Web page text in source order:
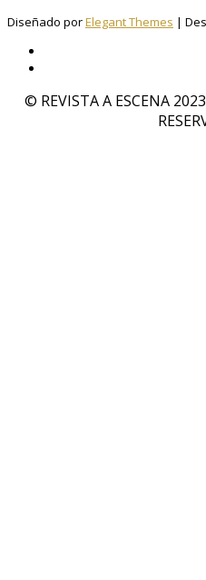
Diseñado porElegant Themes |
© REVISTA A ESCENA